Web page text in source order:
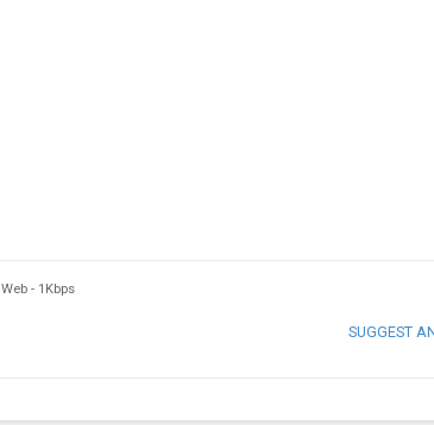
Web - 1Kbps
SUGGEST